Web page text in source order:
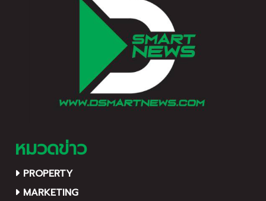
พลเมืองดิจิทัลที่มีคุณภาพไป
หมวดข่าว
PROPERTY
MARKETING